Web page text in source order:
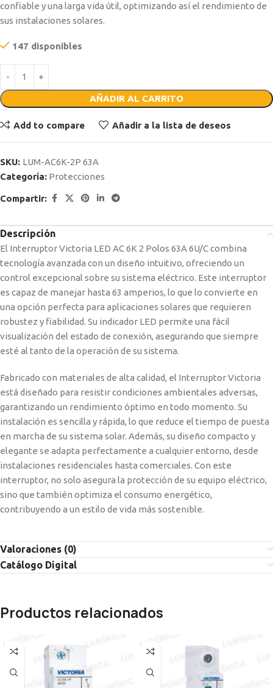
confiable y una larga vida útil, optimizando así el rendimiento de
sus instalaciones solares.
147 disponibles
AÑADIR AL CARRITO
Add to compare Añadir a la lista de deseos
SKU: LUM-AC6K-2P 63A
Categoría: Protecciones
Compartir:
Descripción
El Interruptor Victoria LED AC 6K 2 Polos 63A 6U/C combina
tecnología avanzada con un diseño intuitivo, ofreciendo un
control excepcional sobre su sistema eléctrico. Este interruptor
es capaz de manejar hasta 63 amperios, lo que lo convierte en
una opción perfecta para aplicaciones solares que requieren
robustez y fiabilidad. Su indicador LED permite una fácil
visualización del estado de conexión, asegurando que siempre
esté al tanto de la operación de su sistema.
Fabricado con materiales de alta calidad, el Interruptor Victoria
está diseñado para resistir condiciones ambientales adversas,
garantizando un rendimiento óptimo en todo momento. Su
instalación es sencilla y rápida, lo que reduce el tiempo de puesta
en marcha de su sistema solar. Además, su diseño compacto y
elegante se adapta perfectamente a cualquier entorno, desde
instalaciones residenciales hasta comerciales. Con este
interruptor, no solo asegura la protección de su equipo eléctrico,
sino que también optimiza el consumo energético,
contribuyendo a un estilo de vida más sostenible.
Valoraciones (0)
Catálogo Digital
Productos relacionados